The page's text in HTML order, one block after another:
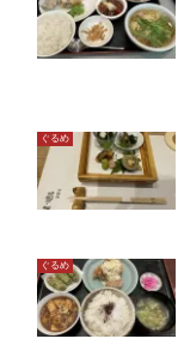
ぐるめ
ぐるめ